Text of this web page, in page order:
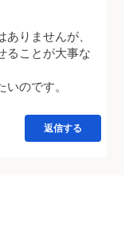
りませんが、
ることが大事な
のです。
返信する